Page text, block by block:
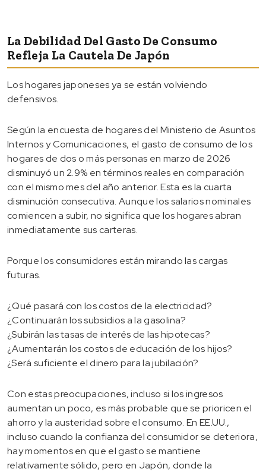
La Debilidad Del Gasto De Consumo
Refleja La Cautela De Japón
Los hogares japoneses ya se están volviendo
defensivos.
Según la encuesta de hogares del Ministerio de Asuntos
Internos y Comunicaciones, el gasto de consumo de los
hogares de dos o más personas en marzo de 2026
disminuyó un 2.9% en términos reales en comparación
con el mismo mes del año anterior. Esta es la cuarta
disminución consecutiva. Aunque los salarios nominales
comiencen a subir, no significa que los hogares abran
inmediatamente sus carteras.
Porque los consumidores están mirando las cargas
futuras.
¿Qué pasará con los costos de la electricidad?
¿Continuarán los subsidios a la gasolina?
¿Subirán las tasas de interés de las hipotecas?
¿Aumentarán los costos de educación de los hijos?
¿Será suficiente el dinero para la jubilación?
Con estas preocupaciones, incluso si los ingresos
aumentan un poco, es más probable que se prioricen el
ahorro y la austeridad sobre el consumo. En EE.UU.,
incluso cuando la confianza del consumidor se deteriora,
hay momentos en que el gasto se mantiene
relativamente sólido, pero en Japón, donde la